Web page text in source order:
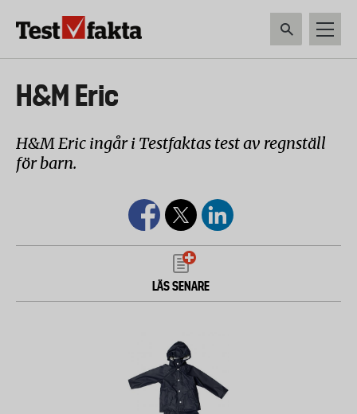
Huvudmeny
ny
H&M Eric
H&M Eric ingår i Testfaktas test av regnställ
för barn.
LÄS SENARE